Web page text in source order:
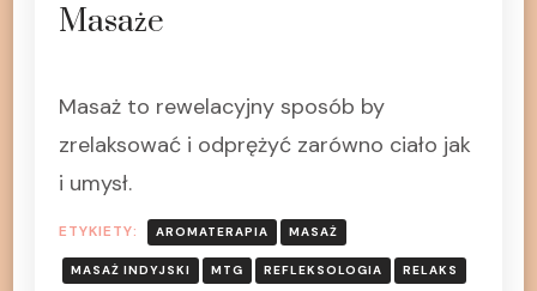
Masaże
Masaż to rewelacyjny sposób by
zrelaksować i odprężyć zarówno ciało jak
i umysł.
ETYKIETY: AROMATERAPIA MASAŻ
MASAŻ INDYJSKI MTG REFLEKSOLOGIA RELAKS